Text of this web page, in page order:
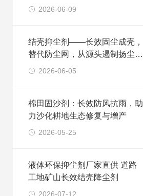
2026-06-09
结壳抑尘剂——长效固尘成壳，
替代防尘网，从源头遏制扬尘污
染
2026-06-05
棉田固沙剂：长效防风抗雨，助
力沙化耕地生态修复与增产
2026-05-25
液体环保抑尘剂厂家直供 道路
工地矿山长效结壳降尘剂
2026-07-12